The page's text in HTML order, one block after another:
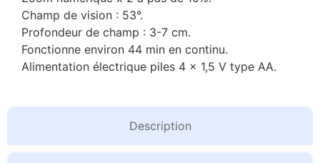
Description
Champ de vision : 53°.
Profondeur de champ : 3-7 cm.
Fonctionne environ 44 min en continu.
Alimentation électrique piles 4 x 1,5 V type AA.